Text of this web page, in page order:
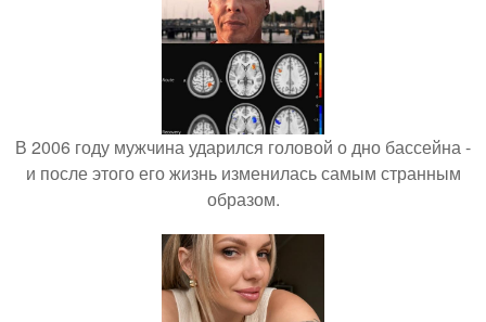
В 2006 году мужчина ударился головой о дно бассейна -
и после этого его жизнь изменилась самым странным
образом.